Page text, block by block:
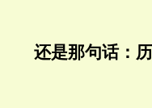
还是那句话：